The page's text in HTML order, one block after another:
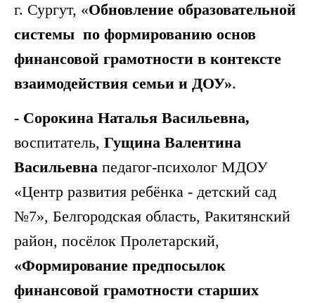
г. Сургут, «Обновление образовательной
системы по формированию основ
финансовой грамотности в контексте
взаимодействия семьи и ДОУ».
- Сорокина Наталья Васильевна,
воспитатель, Гущина Валентина
Васильевна педагог-психолог МДОУ
«Центр развития ребёнка - детский сад
№7», Белгородская область, Ракитянский
район, посёлок Пролетарский,
«Формирование предпосылок
финансовой грамотности старших